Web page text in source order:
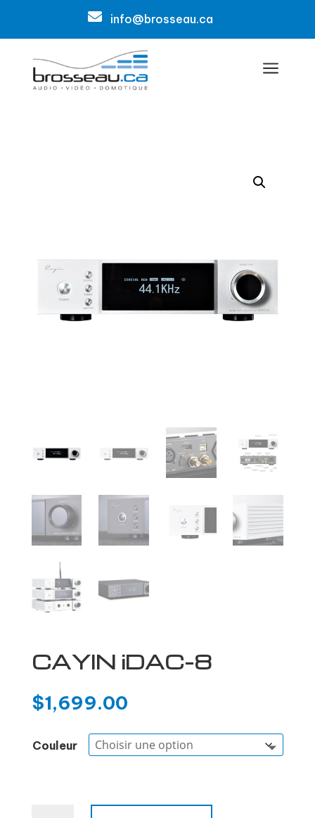
 info@brosseau.ca
a
CAYIN iDAC-8
$1,699.00
Couleur